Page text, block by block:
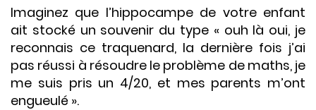
Imaginez que l’hippocampe de votre enfant
ait stocké un souvenir du type « ouh là oui, je
reconnais ce traquenard, la dernière fois j’ai
pas réussi à résoudre le problème de maths, je
me suis pris un 4/20, et mes parents m’ont
engueulé ».